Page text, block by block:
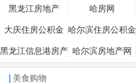
黑龙江房地产 哈房网
大庆住房公积金 哈尔滨住房公积金
网
黑龙江信息港房产 哈尔滨房地产网
美食购物